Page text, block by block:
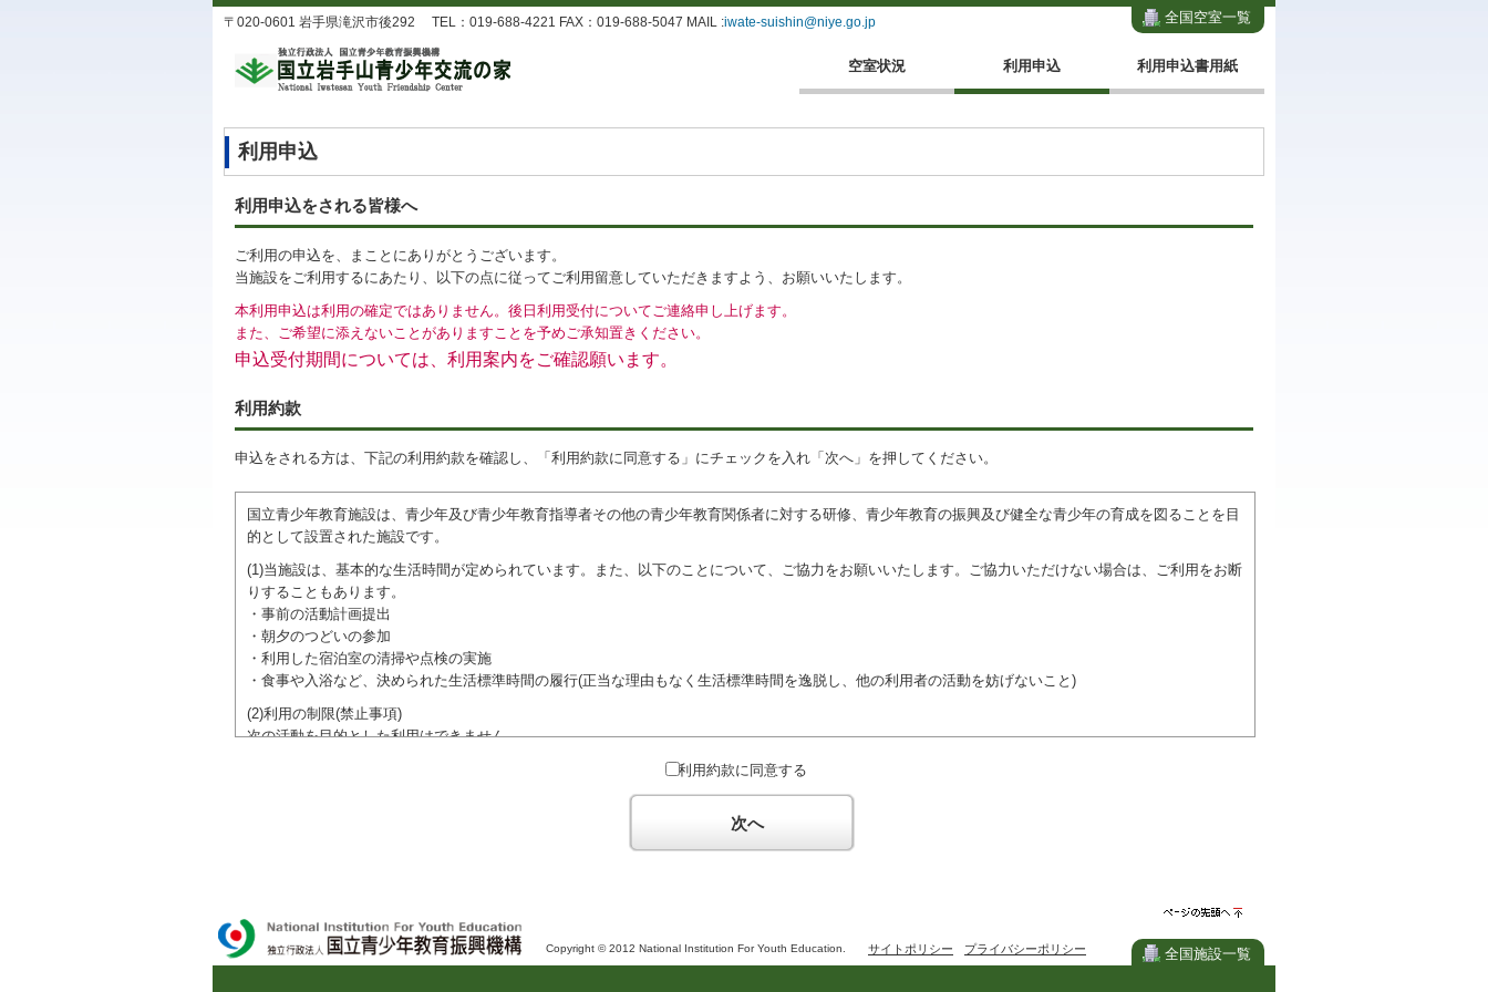
全国空室一覧
〒020-0601 岩手県滝沢市後292 TEL：019-688-4221 FAX：019-688-5047 MAIL :iwate-suishin@niye.go.jp
空室状況 利用申込 利用申込書用紙
利用申込
利用申込をされる皆様へ
ご利用の申込を、まことにありがとうございます。
当施設をご利用するにあたり、以下の点に従ってご利用留意していただきますよう、お願いいたします。
本利用申込は利用の確定ではありません。後日利用受付についてご連絡申し上げます。
また、ご希望に添えないことがありますことを予めご承知置きください。
申込受付期間については、利用案内をご確認願います。
利用約款
申込をされる方は、下記の利用約款を確認し、「利用約款に同意する」にチェックを入れ「次へ」を押してください。
国立青少年教育施設は、青少年及び青少年教育指導者その他の青少年教育関係者に対する研修、青少年教育の振興及び健全な青少年の育成を図ることを目
的として設置された施設です。
(1)当施設は、基本的な生活時間が定められています。また、以下のことについて、ご協力をお願いいたします。ご協力いただけない場合は、ご利用をお断
りすることもあります。
・事前の活動計画提出
・朝夕のつどいの参加
・利用した宿泊室の清掃や点検の実施
・食事や入浴など、決められた生活標準時間の履行(正当な理由もなく生活標準時間を逸脱し、他の利用者の活動を妨げないこと)
(2)利用の制限(禁止事項)
次の活動を目的とした利用はできません。
●特定の政党を支持、またはこれに反対するための政治教育その他の政治的活動を目的とした利用
●特定の宗教を支持、またはこれに反対するための宗教教育その他の宗教的活動を目的とした利用(団体が施設内及び施設を利用しながら他の利用者と、地
域での勧誘活動を行ったり、自らの団体の活動をアピールする活動等)
ご利用に際しては、本約款や定められた決まりやマナーを守るとともに、他の利用団体の迷惑とならないようご協力ください。
利用約款に同意する
次へ
頭へ
Copyright © 2012 National Institution For Youth Education. サイトポリシー プライバシーポリシー 全国施設一覧